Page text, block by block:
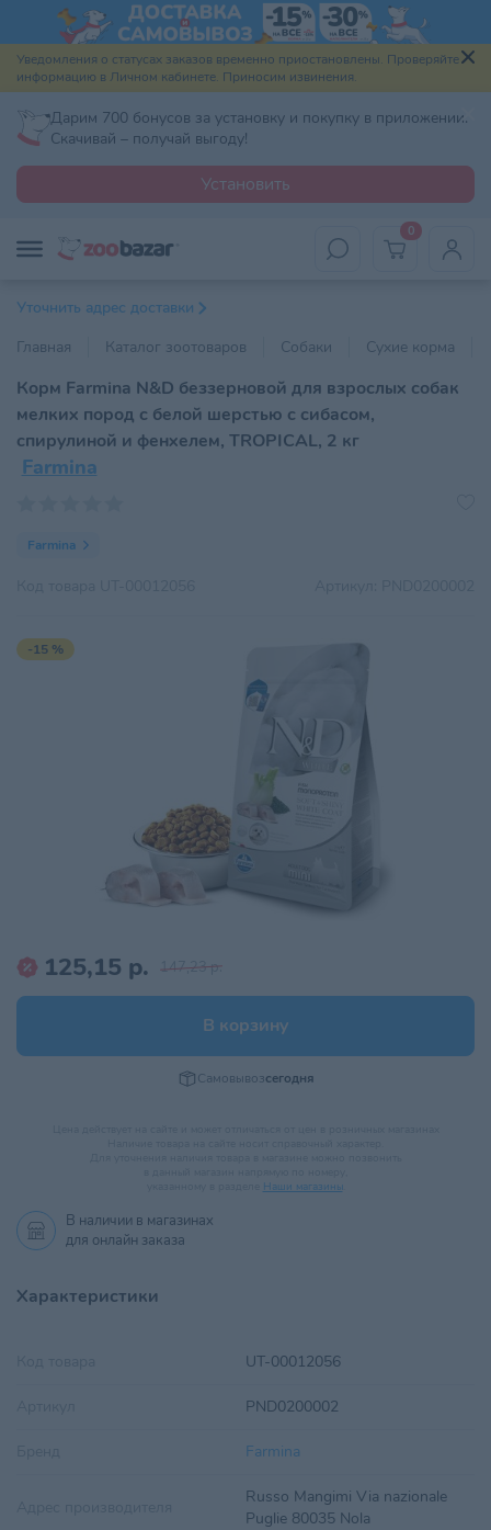
Уведомления о статусах заказов временно приостановлены. Проверяйте
информацию в Личном кабинете. Приносим извинения.
Дарим 700 бонусов за установку и покупку в приложении.
Скачивай – получай выгоду!
Установить
0
Уточнить адрес доставки
Главная
Каталог зоотоваров Собаки Сухие корма
Корм Farmina N&D беззерновой для взрослых собак
мелких пород с белой шерстью с сибасом,
спирулиной и фенхелем, TROPICAL, 2 кг
Farmina
Farmina
-15 %
125,15 р. 147,23 р.
В корзину
Самовывозсегодня
Наши магазины.
В наличии в магазинах
для онлайн заказа
Характеристики
UT-00012056
PND0200002
Farmina
Russo Mangimi Via nazionale
Puglie 80035 Nola